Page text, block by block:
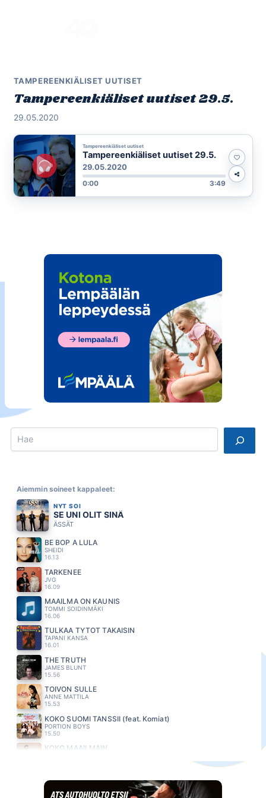
TAMPEREENKIÄLISET UUTISET
Tampereenkiäliset uutiset 29.5.
29.05.2020
Tampereenkiäliset uutiset
Tampereenkiäliset uutiset 29.5.
29.05.2020
0:00 3:49
Search
Aiemmin soineet kappaleet:
NYT SOI
SE UNI OLIT SINÄ
ÄSSÄT
BE BOP A LULA
SHEIDI
16.13
TARKENEE
JVG
16.09
MAAILMA ON KAUNIS
TOMMI SOIDINMÄKI
16.06
TULKAA TYTÖT TAKAISIN
TAPANI KANSA
16.01
THE TRUTH
JAMES BLUNT
15.56
TOIVON SULLE
ANNE MATTILA
15.53
KOKO SUOMI TANSSII (feat. Komiat)
PORTION BOYS
15.50
KOKO MAAILMAIN
BILLY OCEAN
15.41